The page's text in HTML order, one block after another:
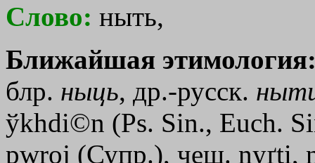
Слово: ныть,
Ближайшая
блр. ныць, др.-русск.
ўkhdi©n (Рs. Sin., Еuсh.
pwroj (Супр.), чеш. nyґti,